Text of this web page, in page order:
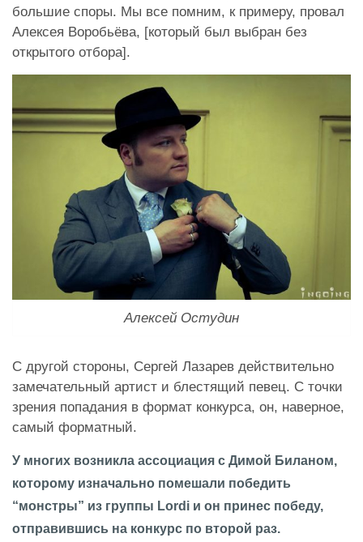
большие споры. Мы все помним, к примеру, провал
Алексея Воробьёва, [который был выбран без
открытого отбора].
Алексей Остудин
С другой стороны, Сергей Лазарев действительно
замечательный артист и блестящий певец. С точки
зрения попадания в формат конкурса, он, наверное,
самый форматный.
У многих возникла ассоциация с Димой Биланом,
которому изначально помешали победить
“монстры” из группы Lordi и он принес победу,
отправившись на конкурс по второй раз.